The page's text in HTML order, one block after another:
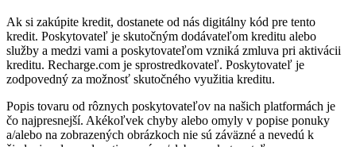
Ak si zakúpite kredit, dostanete od nás digitálny kód pre tento
kredit. Poskytovateľ je skutočným dodávateľom kreditu alebo
služby a medzi vami a poskytovateľom vzniká zmluva pri aktivácii
kreditu. Recharge.com je sprostredkovateľ. Poskytovateľ je
zodpovedný za možnosť skutočného využitia kreditu.
Popis tovaru od rôznych poskytovateľov na našich platformách je
čo najpresnejší. Akékoľvek chyby alebo omyly v popise ponuky
a/alebo na zobrazených obrázkoch nie sú záväzné a nevedú k